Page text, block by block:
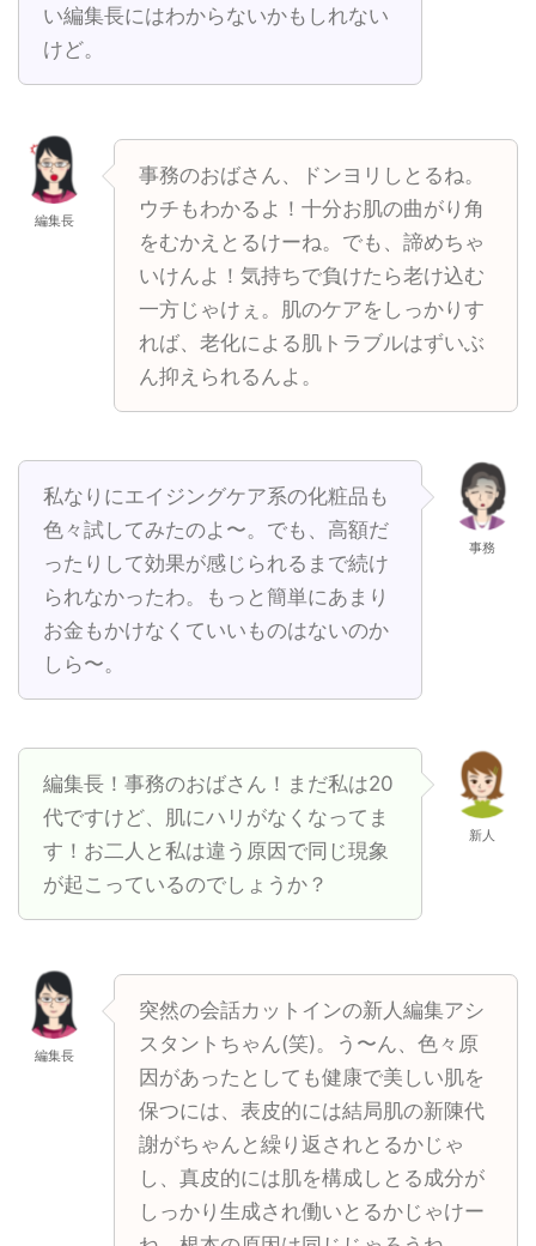
い編集長にはわからないかもしれない
けど。
編集長
事務のおばさん、ドンヨリしとるね。
ウチもわかるよ！十分お肌の曲がり角
をむかえとるけーね。でも、諦めちゃ
いけんよ！気持ちで負けたら老け込む
一方じゃけぇ。肌のケアをしっかりす
れば、老化による肌トラブルはずいぶ
ん抑えられるんよ。
私なりにエイジングケア系の化粧品も
色々試してみたのよ〜。でも、高額だ
ったりして効果が感じられるまで続け
られなかったわ。もっと簡単にあまり
お金もかけなくていいものはないのか
しら〜。
事務
編集長！事務のおばさん！まだ私は20
代ですけど、肌にハリがなくなってま
す！お二人と私は違う原因で同じ現象
が起こっているのでしょうか？
新人
編集長
突然の会話カットインの新人編集アシ
スタントちゃん(笑)。う〜ん、色々原
因があったとしても健康で美しい肌を
保つには、表皮的には結局肌の新陳代
謝がちゃんと繰り返されとるかじゃ
し、真皮的には肌を構成しとる成分が
しっかり生成され働いとるかじゃけー